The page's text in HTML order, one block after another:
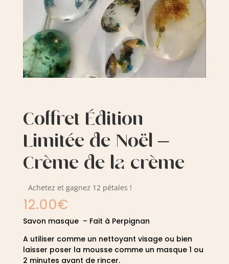
Coffret Édition
Limitée de Noël –
Crème de la crème
Achetez et gagnez 12 pétales !
12.00€
Savon masque – Fait à Perpignan
A utiliser comme un nettoyant visage ou bien
laisser poser la mousse comme un masque 1 ou
2 minutes avant de rincer.